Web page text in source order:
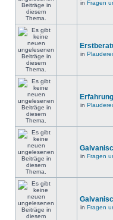
in Fragen
in
in
in Fragen
in Fragen